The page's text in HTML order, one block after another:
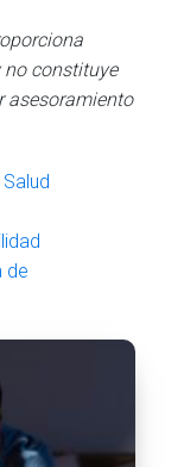
constituye
asesoramiento
Salud
de